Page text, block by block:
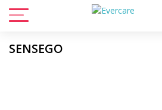
SENSEGO